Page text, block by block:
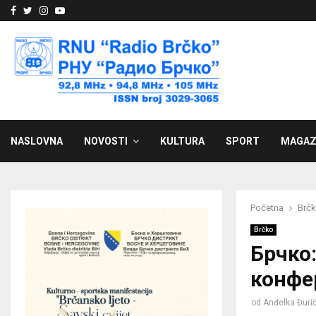
Facebook
Twitter
Instagram
Youtube
NASLOVNA NOVOSTI KULTURA SPORT
Početna
Brčko
od Anđelka Đurić